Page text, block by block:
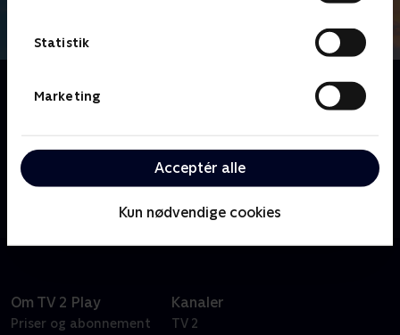
Statistik
Marketing
Acceptér alle
Kun nødvendige cookies
De bedste venner Sten, Saks og Papir deler en
konkurrenceprægede natur betyder, at de skændes
om alt - både med naboerne og indbyrdes. De har en
særlig evne til at få små problemer til at vokse sig til
skøre katastrofer.
Om TV 2 Play
Priser og abonnement
Kanaler
TV 2